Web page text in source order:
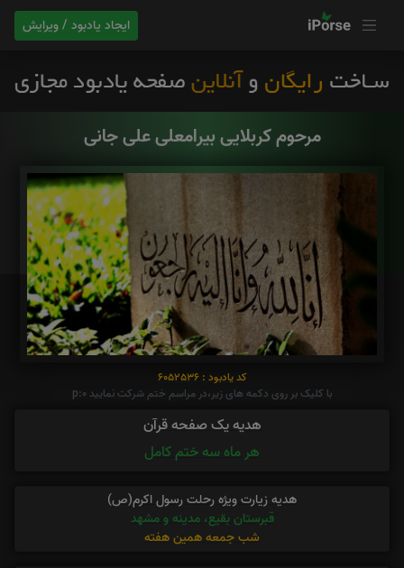
ایجاد یادبود / ویرایش
مرحوم کربلایی بیرامعلی علی جانی
کد یادبود : 6052536
با کلیک بر روی دکمه های زیر،در مراسم ختم شرکت نمایید p:0
هدیه یک صفحه قرآن
هر ماه سه ختم کامل
هدیه زیارت ویژه رحلت رسول اکرم(ص)
قبرستان بقیع، مدینه و مشهد
شب جمعه همین هفته